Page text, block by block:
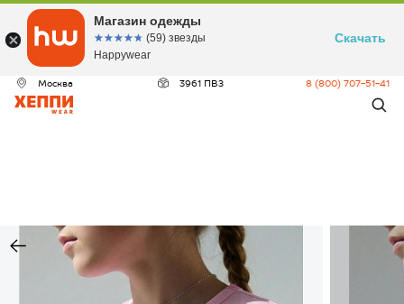
Москва 3961 ПВЗ 8 (800) 707-51-41
Магазин одежды
☆☆☆☆☆
★★★★★ (59) звезды
Happywear
Скачать